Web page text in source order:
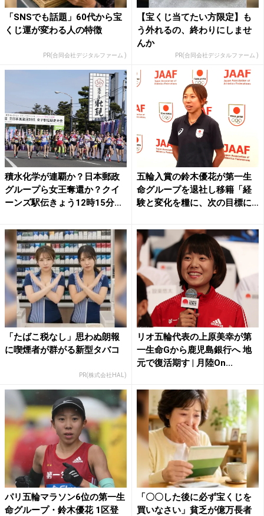
「SNSでも話題」60代から宝
くじ運が変わる人の特徴
PR(合同会社デジタルファーム )
【宝くじ当てたい方限定】も
う外れるの、終わりにしませ
んか
PR(合同会社デジタルファーム )
積水化学が連覇か？日本郵政
グループら女王奪還か？クイ
ーンズ駅伝きょう12時15分...
五輪入賞の鈴木優花が第一生
命グループを退社し移籍「経
験と変化を糧に、次の目標に
「たばこ税なし」思わぬ朗報
に喫煙者が群がる新型タバコ
PR(株式会社HAL)
リオ五輪代表の上原美幸が第
一生命Gから鹿児島銀行へ 地
元で復活期す | 月陸On...
パリ五輪マラソン6位の第一生
命グループ・鈴木優花 1区登
「〇〇した後に必ず宝くじを
買いなさい」貧乏が億万長者